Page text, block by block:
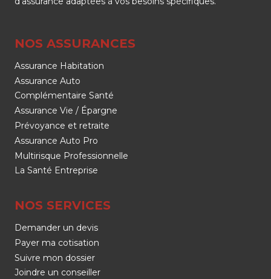
NOS ASSURANCES
Assurance Habitation
Assurance Auto
Complémentaire Santé
Assurance Vie / Épargne
Prévoyance et retraite
Assurance Auto Pro
Multirisque Professionnelle
La Santé Entreprise
NOS SERVICES
Demander un devis
Payer ma cotisation
Suivre mon dossier
Joindre un conseiller